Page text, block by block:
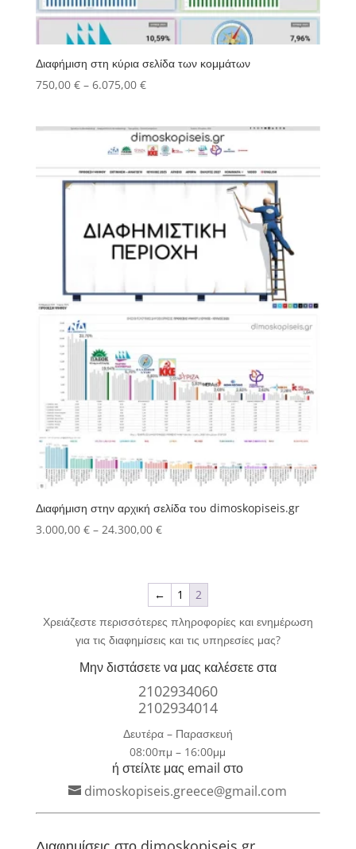
Διαφήμιση στη κύρια σελίδα των κομμάτων
750,00 € – 6.075,00 €Price
through
6.075,00 €
Διαφήμιση στην αρχική σελίδα του dimoskopiseis.gr
3.000,00 € – 24.300,00 €Price
through
24.300,00 €
← 1
2
Χρειάζεστε περισσότερες πληροφορίες και ενημέρωση
για τις διαφημίσεις και τις υπηρεσίες μας?
Μην διστάσετε να μας καλέσετε στα
2102934060
2102934014
Δευτέρα – Παρασκευή
08:00πμ – 16:00μμ
ή στείλτε μας email στο
dimoskopiseis.greece@gmail.com